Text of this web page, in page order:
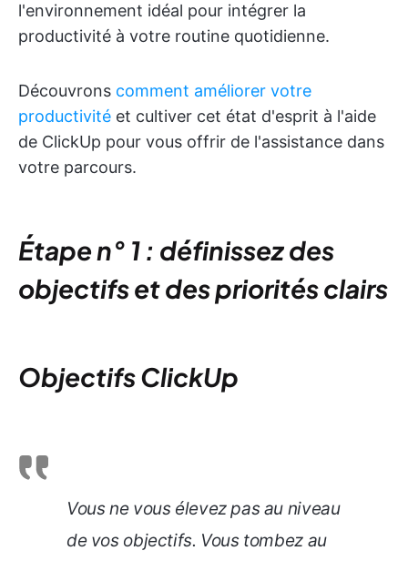
l'environnement idéal pour intégrer la
productivité à votre routine quotidienne.
Découvrons comment améliorer votre
productivité et cultiver cet état d'esprit à l'aide
de ClickUp pour vous offrir de l'assistance dans
votre parcours.
Étape n° 1 : définissez des
objectifs et des priorités clairs
Objectifs ClickUp
Vous ne vous élevez pas au niveau
de vos objectifs. Vous tombez au